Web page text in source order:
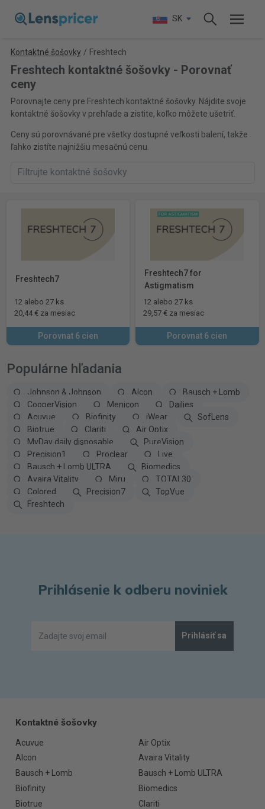
SK
Kontaktné šošovky / Freshtech
Freshtech kontaktné šošovky - Porovnať
ceny
Porovnajte ceny pre Freshtech kontaktné šošovky. Nájdite svoje
kontaktné šošovky v prehľade a zistite, koľko môžete ušetriť.
Ceny sú porovnávané pre všetky dostupné veľkosti balení, takže
ľahko zistíte najnižšiu mesačnú cenu.
Freshtech7
12 alebo 27 ks
20,44 € za mesiac
Porovnat 6 cien
Freshtech7 for
Astigmatism
12 alebo 27 ks
29,57 € za mesiac
Porovnat 6 cien
Populárne hľadania
Johnson & Johnson Alcon
Bausch + Lomb
CooperVision
Menicon
Dailies
Acuvue
Biofinity iWear
SofLens
Biotrue
Clariti
Air Optix
MyDay daily disposable
PureVision
Precision1
Proclear
Live
Bausch + Lomb ULTRA
Biomedics
Avaira Vitality
Miru
TOTAL30
Colored
Precision7
TopVue
Freshtech
Prihlásenie k odberu noviniek
Prihlásiť sa
Kontaktné šošovky
Acuvue
Air Optix
Alcon
Avaira Vitality
Bausch + Lomb
Bausch + Lomb ULTRA
Biofinity
Biomedics
Biotrue
Clariti